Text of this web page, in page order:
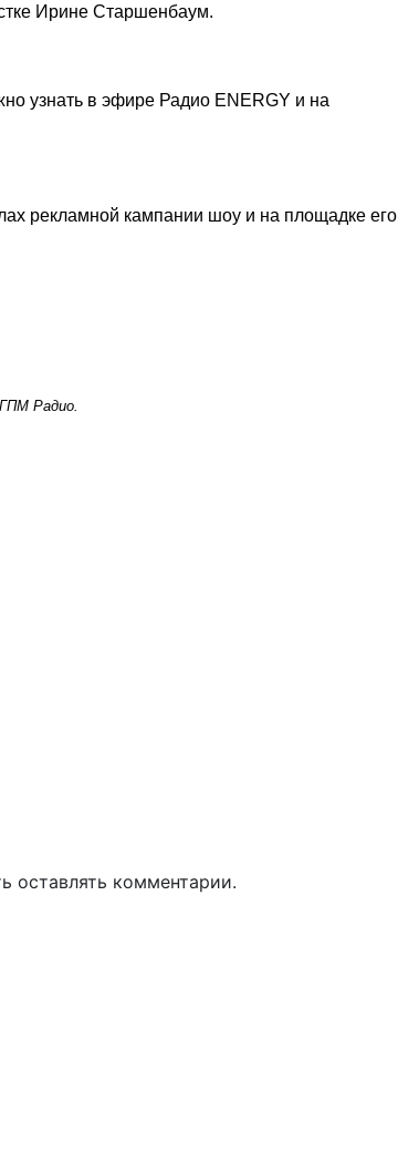
Ирине Старшенбаум.
узнать в эфире Радио ENERGY и на
рекламной кампании шоу и на площадке его
Радио.
оставлять комментарии.